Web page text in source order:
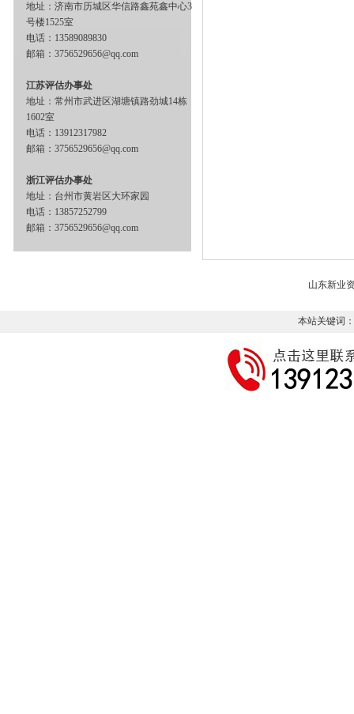
地址：济南市历城区华信路鑫苑鑫中心3
号楼1525室
电话：13589089830
邮箱：3756529656@qq.com
江苏评估办事处
地址：常州市武进区湖塘镇路劲城14栋
1602室
电话：13912317982
邮箱：3756529656@qq.com
浙江评估办事处
地址：台州市黄岩区大环家园
电话：13857252799
邮箱：3756529656@qq.com
山东新业
本站关键词：